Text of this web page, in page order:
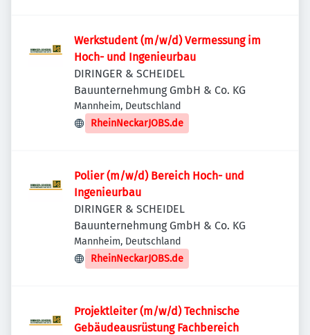
Werkstudent (m/w/d) Vermessung im
Hoch- und Ingenieurbau
DIRINGER & SCHEIDEL
Bauunternehmung GmbH & Co. KG
Mannheim, Deutschland
RheinNeckarJOBS.de
Polier (m/w/d) Bereich Hoch- und
Ingenieurbau
DIRINGER & SCHEIDEL
Bauunternehmung GmbH & Co. KG
Mannheim, Deutschland
RheinNeckarJOBS.de
Projektleiter (m/w/d) Technische
Gebäudeausrüstung Fachbereich